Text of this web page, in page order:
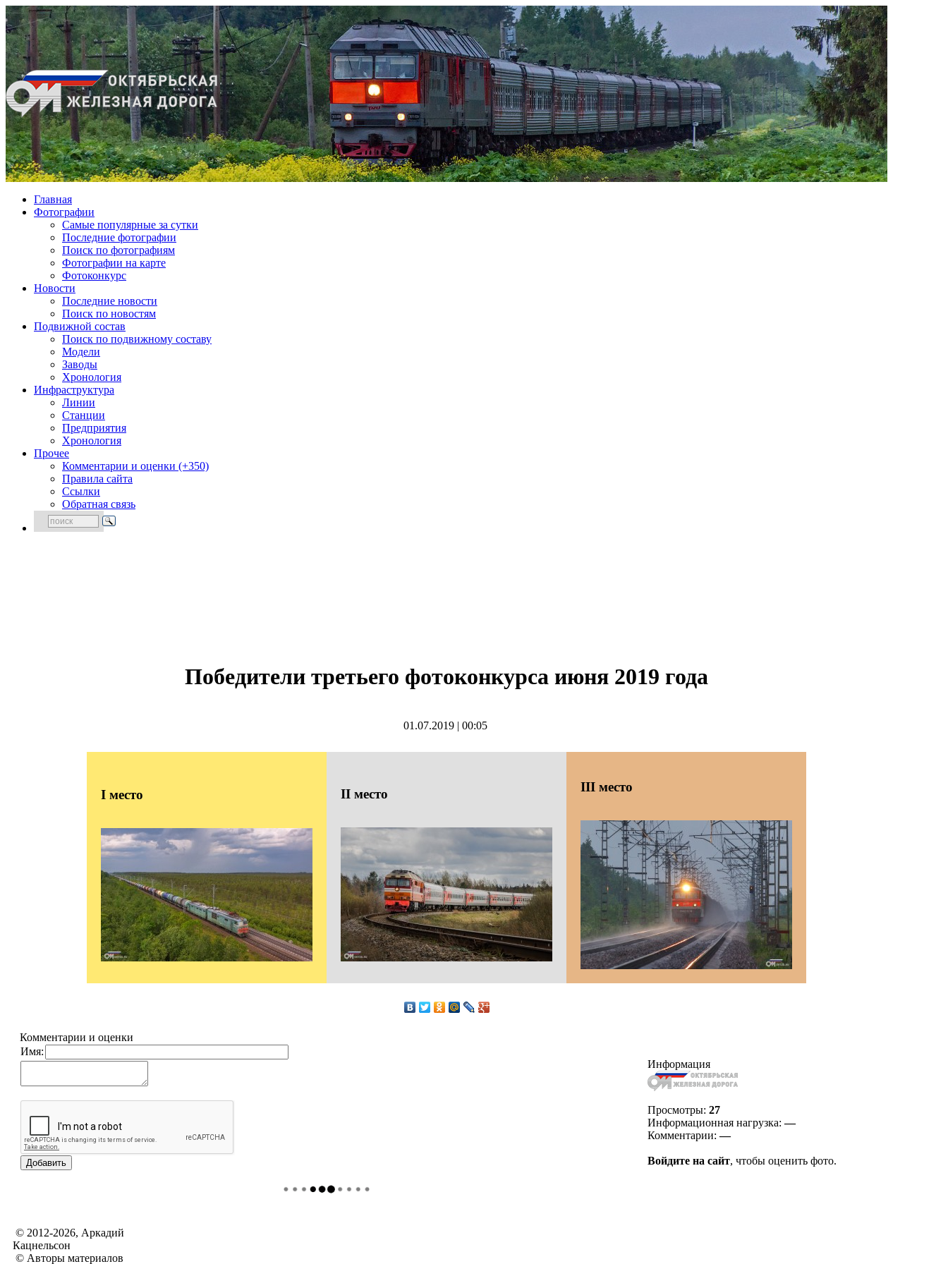
Главная
Фотографии
Cамые популярные за сутки
Последние фотографии
Поиск по фотографиям
Фотографии на карте
Фотоконкурс
Новости
Последние новости
Поиск по новостям
Подвижной состав
Поиск по подвижному составу
Модели
Заводы
Хронология
Инфраструктура
Линии
Станции
Предприятия
Хронология
Прочее
Комментарии и оценки (+350)
Правила сайта
Ссылки
Обратная связь
Победители третьего фотоконкурса июня 2019 года
01.07.2019| 00:05
I место II место III место
Комментарии и оценки
Имя:
Информация
Просмотры: 27
Информационная нагрузка:—
Комментарии:—
Войдите на сайт, чтобы оценить фото.
© 2012-2026, Аркадий
Кацнельсон
© Авторы материалов